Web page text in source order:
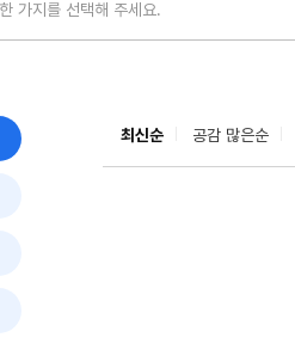
최신순 공감 많은순